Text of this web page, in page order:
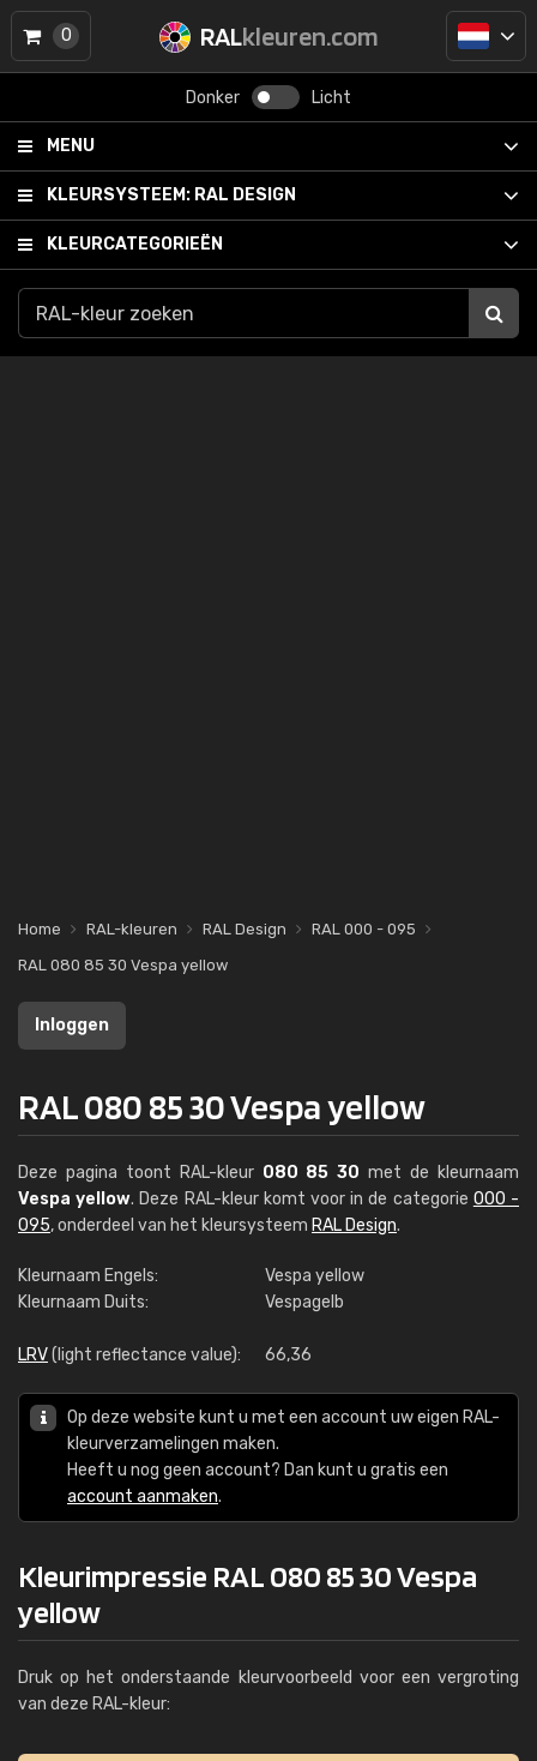
RALkleuren.com
Donker Licht
MENU
KLEURSYSTEEM: RAL DESIGN
KLEURCATEGORIEËN
0
Home RAL-kleuren RAL Design
RAL 000 - 095
RAL 080 85 30 Vespa yellow
Inloggen
RAL 080 85 30 Vespa yellow
Deze pagina toont RAL-kleur 080 85 30 met de kleurnaam
Vespa yellow. Deze RAL-kleur komt voor in de categorie 000 -
095, onderdeel van het kleursysteem RAL Design.
Kleurnaam Engels:
Vespa yellow
Kleurnaam Duits:
Vespagelb
LRV(light reflectance value): 66,36
Op deze website kunt u met een account uw eigen RAL-
kleurverzamelingen maken.
Heeft u nog geen account? Dan kunt u gratis een
account aanmaken.
Kleurimpressie RAL 080 85 30 Vespa
yellow
Druk op het onderstaande kleurvoorbeeld voor een vergroting
van deze RAL-kleur: